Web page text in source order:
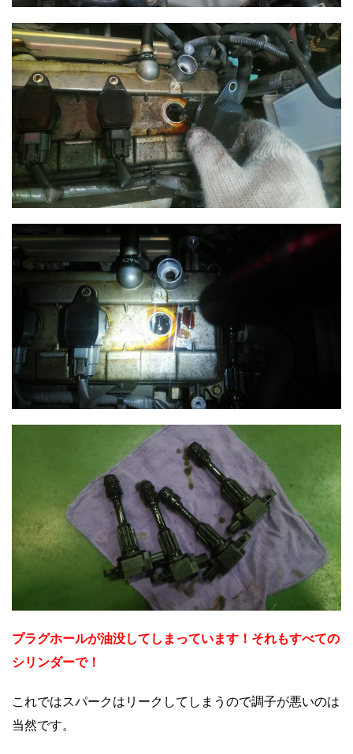
プラグホールが油没してしまっています！それもすべての
シリンダーで！
これではスパークはリークしてしまうので調子が悪いのは
当然です。